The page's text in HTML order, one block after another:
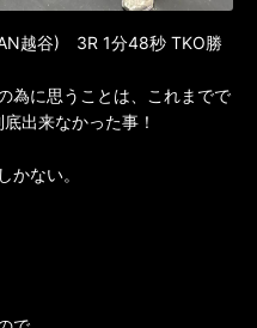
越谷) 3R 1分48秒 TKO勝
為に思うことは、これまでで
出来なかった事！
かない。